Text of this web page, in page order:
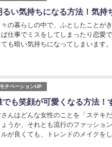
るい気持ちになる方法！気持
々の暮らしの中で、ふとしたことが
ば仕事でミスをしてしまったり恋愛
ても暗い気持ちになってしまいます
モチベーションUP
でも笑顔が可愛くなる方法！
さんはどんな女性のことを「ステキ
ょうか、それとも流行のファッショ
ルが良くても、トレンドのメイクを